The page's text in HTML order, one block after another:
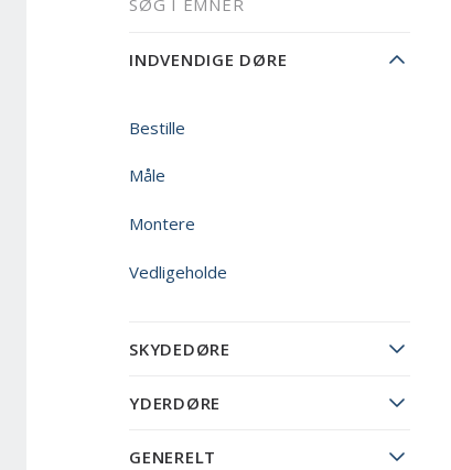
SØG I EMNER
INDVENDIGE DØRE
Bestille
Måle
Montere
Vedligeholde
SKYDEDØRE
YDERDØRE
GENERELT